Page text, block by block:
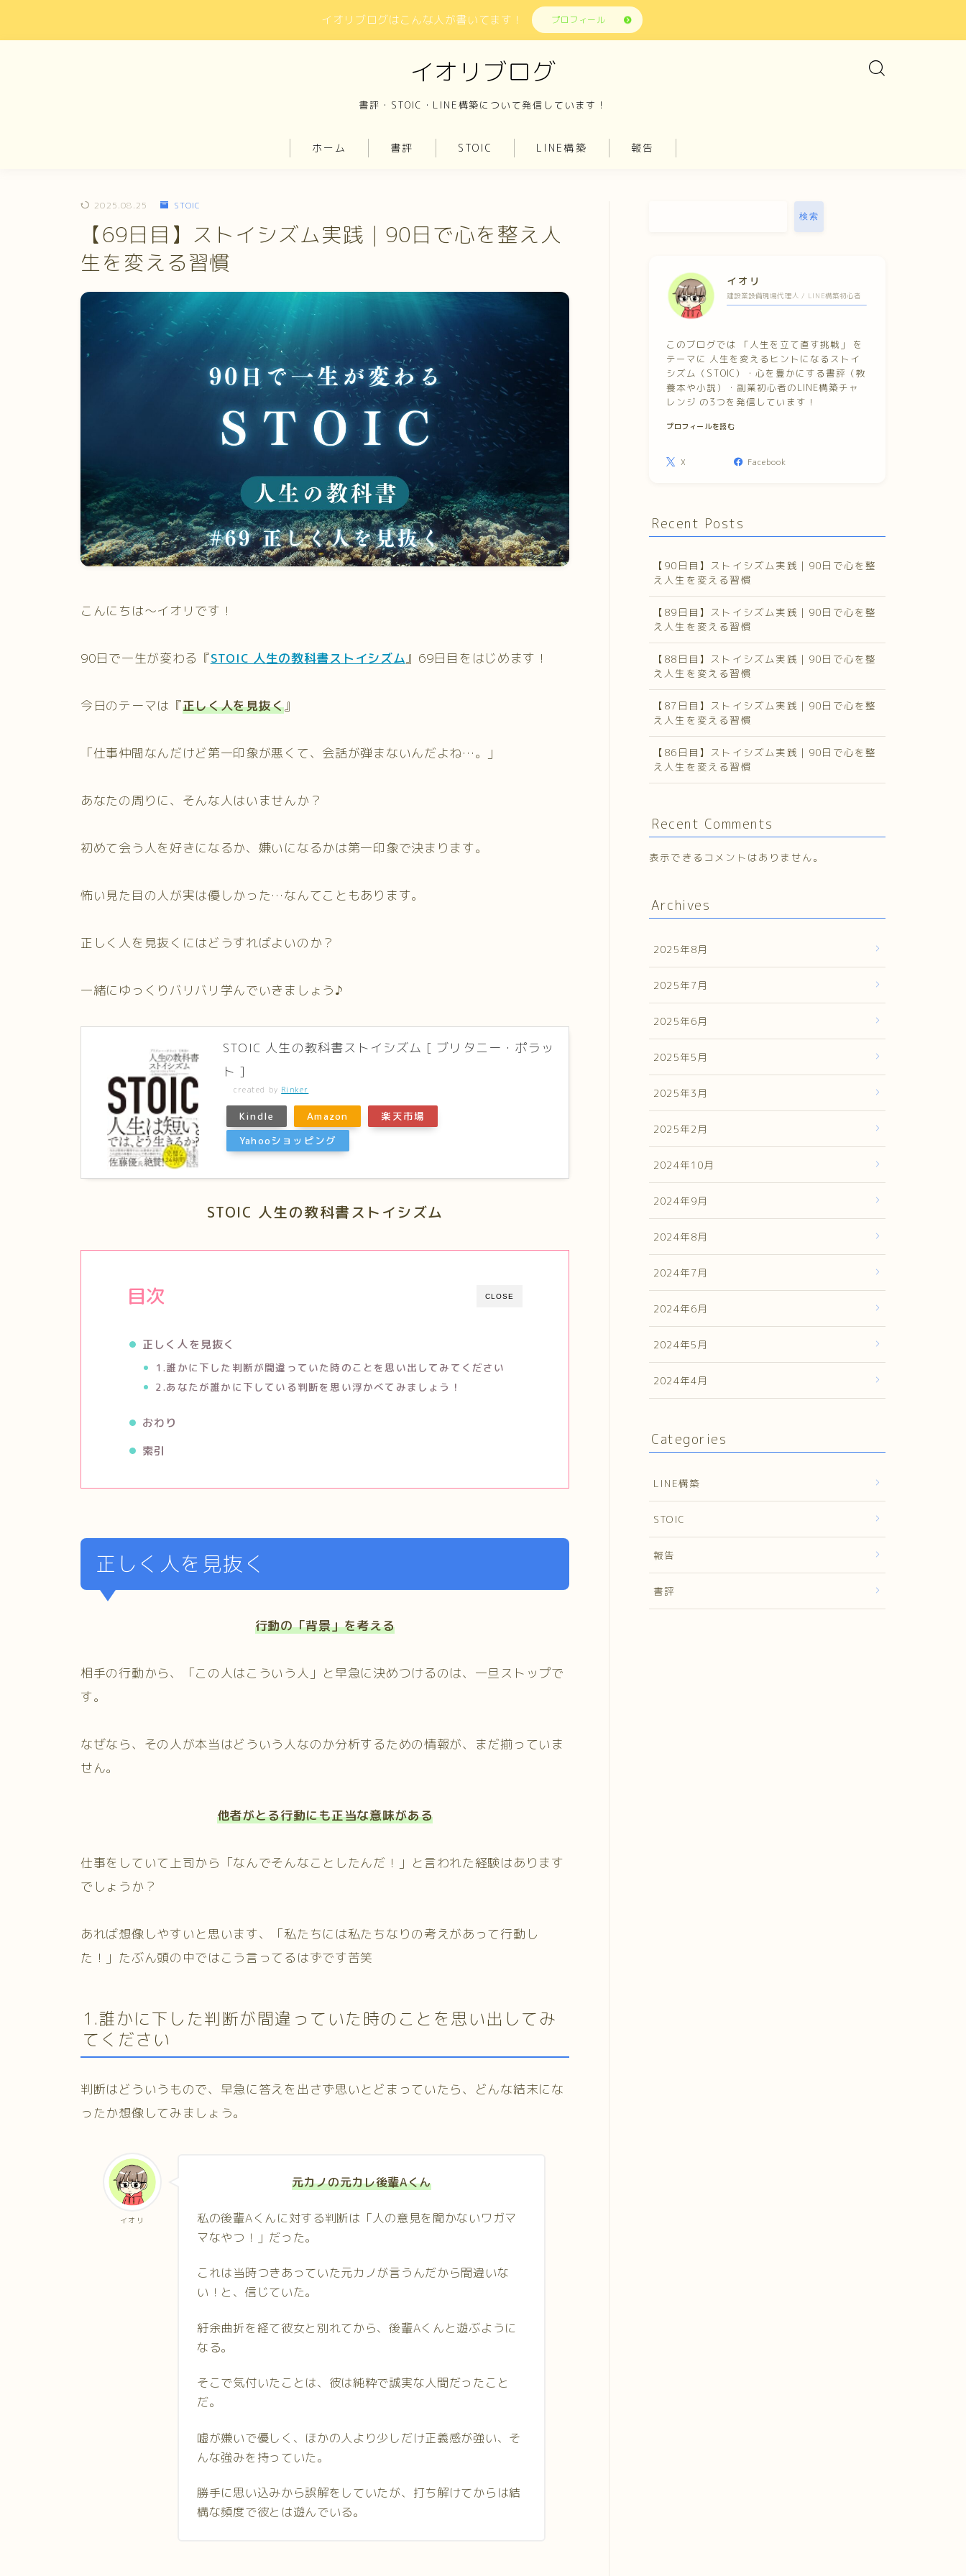
イオリブログはこんな人が書いてます！ プロフィール
イオリブログ
書評・STOIC・LINE構築について発信しています！
ホーム 書評 STOIC LINE構築 報告
2025.08.25 STOIC
【69日目】ストイシズム実践｜90日で心を整え人
生を変える習慣
こんにちは～イオリです！
90日で一生が変わる『STOIC 人生の教科書ストイシズム』69日目をはじめます！
今日のテーマは『正しく人を見抜く』
「仕事仲間なんだけど第一印象が悪くて、会話が弾まないんだよね…。」
あなたの周りに、そんな人はいませんか？
初めて会う人を好きになるか、嫌いになるかは第一印象で決まります。
怖い見た目の人が実は優しかった…なんてこともあります。
正しく人を見抜くにはどうすればよいのか？
一緒にゆっくりバリバリ学んでいきましょう♪
STOIC 人生の教科書ストイシズム [ ブリタニー・ポラッ
ト ]
created by Rinker
Kindle Amazon
楽天市場
Yahooショッピング
STOIC 人生の教科書ストイシズム
CLOSE
目次
正しく人を見抜く
1.誰かに下した判断が間違っていた時のことを思い出してみてください
2.あなたが誰かに下している判断を思い浮かべてみましょう！
おわり
索引
正しく人を見抜く
行動の「背景」を考える
相手の行動から、「この人はこういう人」と早急に決めつけるのは、一旦ストップで
す。
なぜなら、その人が本当はどういう人なのか分析するための情報が、まだ揃っていま
せん。
他者がとる行動にも正当な意味がある
仕事をしていて上司から「なんでそんなことしたんだ！」と言われた経験はあります
でしょうか？
あれば想像しやすいと思います、「私たちには私たちなりの考えがあって行動し
た！」たぶん頭の中ではこう言ってるはずです苦笑
1.誰かに下した判断が間違っていた時のことを思い出してみ
てください
判断はどういうもので、早急に答えを出さず思いとどまっていたら、どんな結末にな
ったか想像してみましょう。
イオリ
元カノの元カレ後輩Aくん
私の後輩Aくんに対する判断は「人の意見を聞かないワガマ
マなやつ！」だった。
これは当時つきあっていた元カノが言うんだから間違いな
い！と、信じていた。
紆余曲折を経て彼女と別れてから、後輩Aくんと遊ぶように
なる。
そこで気付いたことは、彼は純粋で誠実な人間だったこと
だ。
嘘が嫌いで優しく、ほかの人より少しだけ正義感が強い、そ
んな強みを持っていた。
勝手に思い込みから誤解をしていたが、打ち解けてからは結
構な頻度で彼とは遊んでいる。
検索
イオリ
建設業設備現場代理人 / LINE構築初心者
このブログでは 「人生を立て直す挑戦」 を
テーマに 人生を変えるヒントになるストイ
シズム（STOIC）・心を豊かにする書評（教
養本や小説）・副業初心者のLINE構築チャ
レンジ の3つを発信しています！
プロフィールを読む
X Facebook
Recent Posts
【90日目】ストイシズム実践｜90日で心を整
え人生を変える習慣
【89日目】ストイシズム実践｜90日で心を整
え人生を変える習慣
【88日目】ストイシズム実践｜90日で心を整
え人生を変える習慣
【87日目】ストイシズム実践｜90日で心を整
え人生を変える習慣
【86日目】ストイシズム実践｜90日で心を整
え人生を変える習慣
Recent Comments
表示できるコメントはありません。
Archives
2025年8月
2025年7月
2025年6月
2025年5月
2025年3月
2025年2月
2024年10月
2024年9月
2024年8月
2024年7月
2024年6月
2024年5月
2024年4月
Categories
LINE構築
STOIC
報告
書評